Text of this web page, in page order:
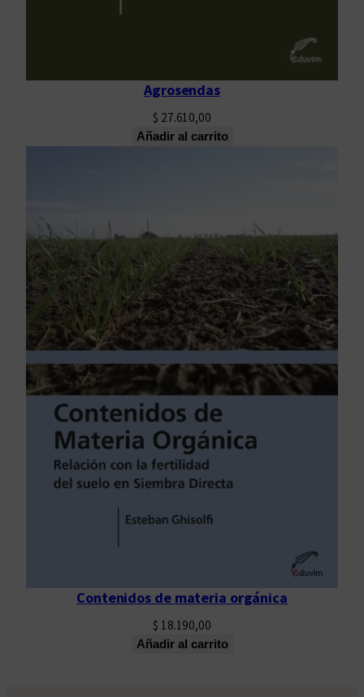
Agrosendas
$ 27.610,00
Añadir al carrito
Contenidos de materia orgánica
$ 18.190,00
Añadir al carrito